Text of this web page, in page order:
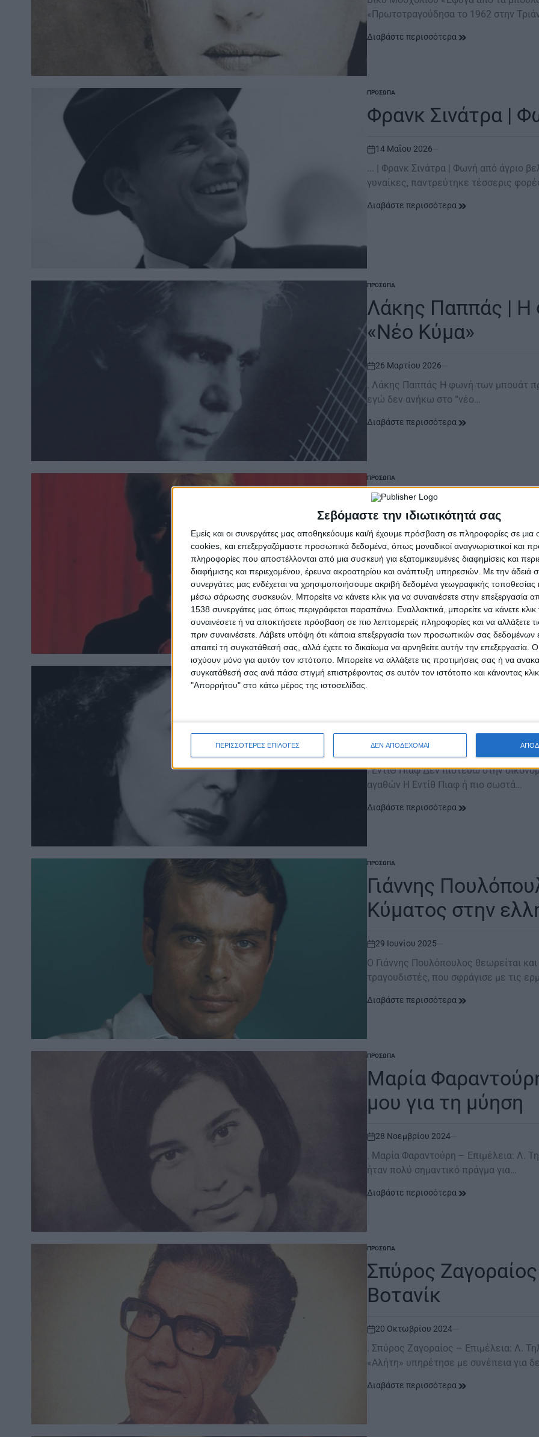
Σεβόμαστε την ιδιωτικότητά σας
Εμείς και οι συνεργάτες μας αποθηκεύουμε και/ή έχουμε πρόσβαση σε πληροφορίες σε
cookies, και επεξεργαζόμαστε προσωπικά δεδομένα, όπως μοναδικοί αναγνωριστικοί και
πληροφορίες που αποστέλλονται από μια συσκευή για εξατομικευμένες διαφημίσεις και
διαφήμισης και περιεχομένου, έρευνα ακροατηρίου και ανάπτυξη υπηρεσιών. Με την άδειά
συνεργάτες μας ενδέχεται να χρησιμοποιήσουμε ακριβή δεδομένα γεωγραφικής τοποθεσίας
μέσω σάρωσης συσκευών. Μπορείτε να κάνετε κλικ για να συναινέσετε στην επεξεργασία
1538 συνεργάτες μας όπως περιγράφεται παραπάνω. Εναλλακτικά, μπορείτε να κάνετε κλικ
συναινέσετε ή να αποκτήσετε πρόσβαση σε πιο λεπτομερείς πληροφορίες και να αλλάξετε
πριν συναινέσετε. Λάβετε υπόψη ότι κάποια επεξεργασία των προσωπικών σας δεδομένων
απαιτεί τη συγκατάθεσή σας, αλλά έχετε το δικαίωμα να αρνηθείτε αυτήν την επεξεργασία.
ισχύουν μόνο για αυτόν τον ιστότοπο. Μπορείτε να αλλάξετε τις προτιμήσεις σας ή να
συγκατάθεσή σας ανά πάσα στιγμή επιστρέφοντας σε αυτόν τον ιστότοπο και κάνοντας
"Απορρήτου" στο κάτω μέρος της ιστοσελίδας.
ΠΕΡΙΣΣΟΤΕΡΕΣ ΕΠΙΛΟΓΕΣ ΔΕΝ ΑΠΟΔΕΧΟΜΑΙ
«Πρωτοτραγούδησα το 1962 στην
Διαβάστε περισσότερα
POSTED
ΠΡΌΣΩΠΑ
Φρανκ Σινάτρα |
on
14 Μαΐου 2026
... | Φρανκ Σινάτρα | Φωνή από άγριο
γυναίκες, παντρεύτηκε τέσσερις
Διαβάστε περισσότερα
POSTED
ΠΡΌΣΩΠΑ
Λάκης Παππάς | Η
«Νέο Κύμα»
on
26 Μαρτίου 2026
. Λάκης Παππάς Η φωνή των μπουάτ
εγώ δεν ανήκω στο “νέο…
Διαβάστε περισσότερα
POSTED
IN
ΠΡΌΣΩΠΑ
Τζένη Βάνου | Η
Ελαφρού
on
5 Φεβρουαρίου 2026
... | Τζένη Βάνου | Η πιο «βαριά» φωνή
έλουσε ο…
Διαβάστε περισσότερα
POSTED
ΠΡΌΣΩΠΑ
Έντiθ Πιαφ | Δεν
συναισθημάτων
on
19 Δεκεμβρίου 2025
. ΕντίΘ Πιαφ Δεν πιστεύω στην
αγαθών Η Εντίθ Πιαφ ή πιο σωστά…
Διαβάστε περισσότερα
POSTED
ΠΡΌΣΩΠΑ
Γιάννης
Κύματος στην
on
29 Ιουνίου 2025
Ο Γιάννης Πουλόπουλος θεωρείται
τραγουδιστές, που σφράγισε με τις
Διαβάστε περισσότερα
POSTED
ΠΡΌΣΩΠΑ
Μαρία
μου για τη μύηση
on
28 Νοεμβρίου 2024
. Μαρία Φαραντούρη – Επιμέλεια: Λ.
ήταν πολύ σημαντικό πράγμα για…
Διαβάστε περισσότερα
POSTED
ΠΡΌΣΩΠΑ
Σπύρος
Βοτανίκ
on
20 Οκτωβρίου 2024
. Σπύρος Ζαγοραίος – Επιμέλεια: Λ.
«Αλήτη» υπηρέτησε με συνέπεια για
Διαβάστε περισσότερα